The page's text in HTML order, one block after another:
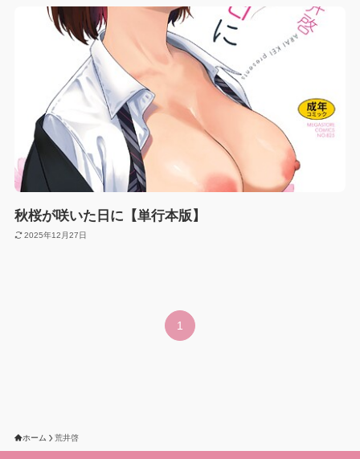
秋桜が咲いた日に【単行本版】
2025年12月27日
1
ホーム 荒井啓